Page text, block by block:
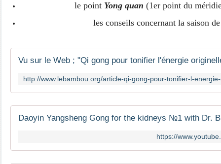
le point Yong quan (1er point du
les conseils concernant la saison
https://